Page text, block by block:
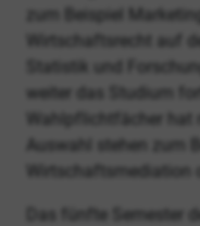
zum Beispiel
Wirtschaftsrecht auf
Statistik und
weiter das Studium
Wahlpflichtfächer hat
Auswahl stehen zum
Wirtschaftsmediation
Das fünfte Semester